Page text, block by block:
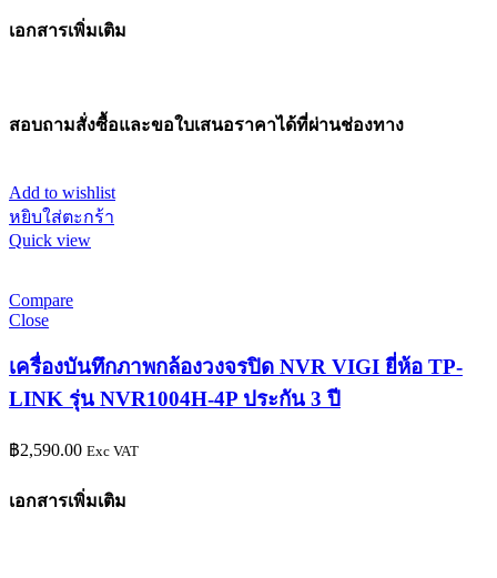
เอกสารเพิ่มเติม
สอบถามสั่งซื้อและขอใบเสนอราคาได้ที่ผ่านช่องทาง
Add to wishlist
หยิบใส่ตะกร้า
Quick view
Compare
Close
เครื่องบันทึกภาพกล้องวงจรปิด NVR VIGI ยี่ห้อ TP-
LINK รุ่น NVR1004H-4P ประกัน 3 ปี
฿2,590.00 Exc VAT
เอกสารเพิ่มเติม